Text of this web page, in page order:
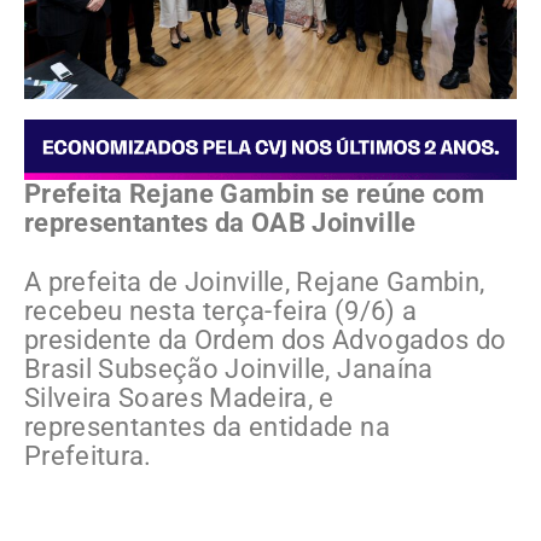
Prefeita Rejane Gambin se reúne com
representantes da OAB Joinville
A prefeita de Joinville, Rejane Gambin,
recebeu nesta terça-feira (9/6) a
presidente da Ordem dos Advogados do
Brasil Subseção Joinville, Janaína
Silveira Soares Madeira, e
representantes da entidade na
Prefeitura.